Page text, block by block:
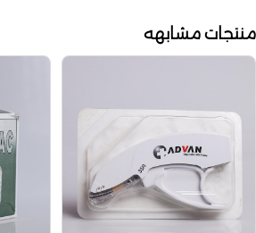
منتجات مشابهه